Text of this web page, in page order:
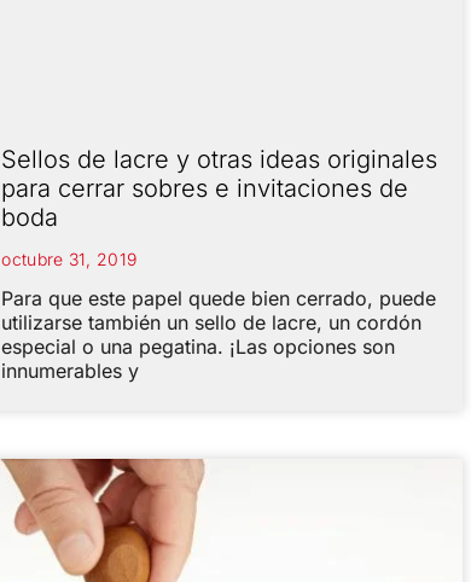
Sellos de lacre y otras ideas originales
para cerrar sobres e invitaciones de
boda
octubre 31, 2019
Para que este papel quede bien cerrado, puede
utilizarse también un sello de lacre, un cordón
especial o una pegatina. ¡Las opciones son
innumerables y